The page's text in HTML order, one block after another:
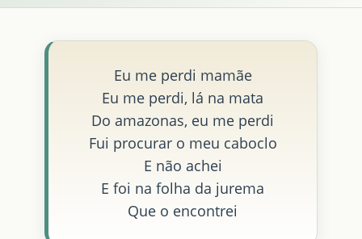
Eu me perdi mamãe
Eu me perdi, lá na mata
Do amazonas, eu me perdi
Fui procurar o meu caboclo
E não achei
E foi na folha da jurema
Que o encontrei